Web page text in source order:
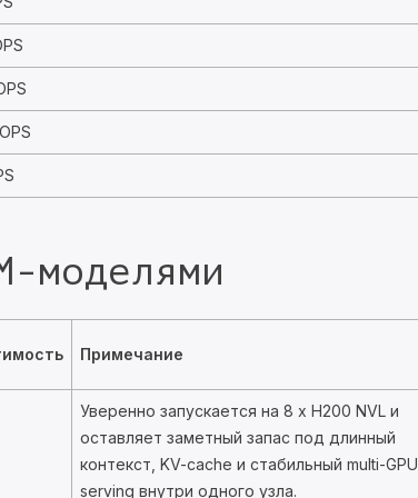
моделями
Примечание
Уверенно запускается на 8 x H200 NVL и
оставляет заметный запас под длинный
контекст, KV-cache и стабильный multi-GPU
serving внутри одного узла.